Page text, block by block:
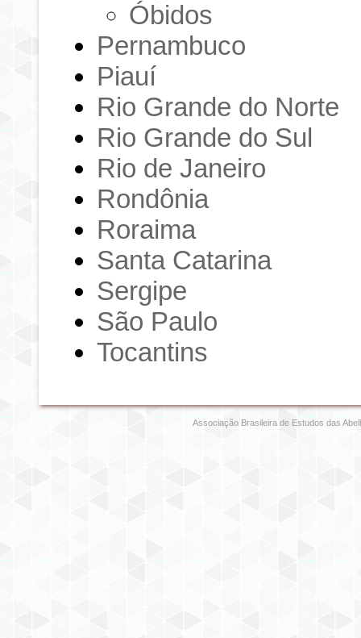
Óbidos
Pernambuco
Piauí
Rio Grande do Norte
Rio Grande do Sul
Rio de Janeiro
Rondônia
Roraima
Santa Catarina
Sergipe
São Paulo
Tocantins
Associação Brasileira de Estudos das